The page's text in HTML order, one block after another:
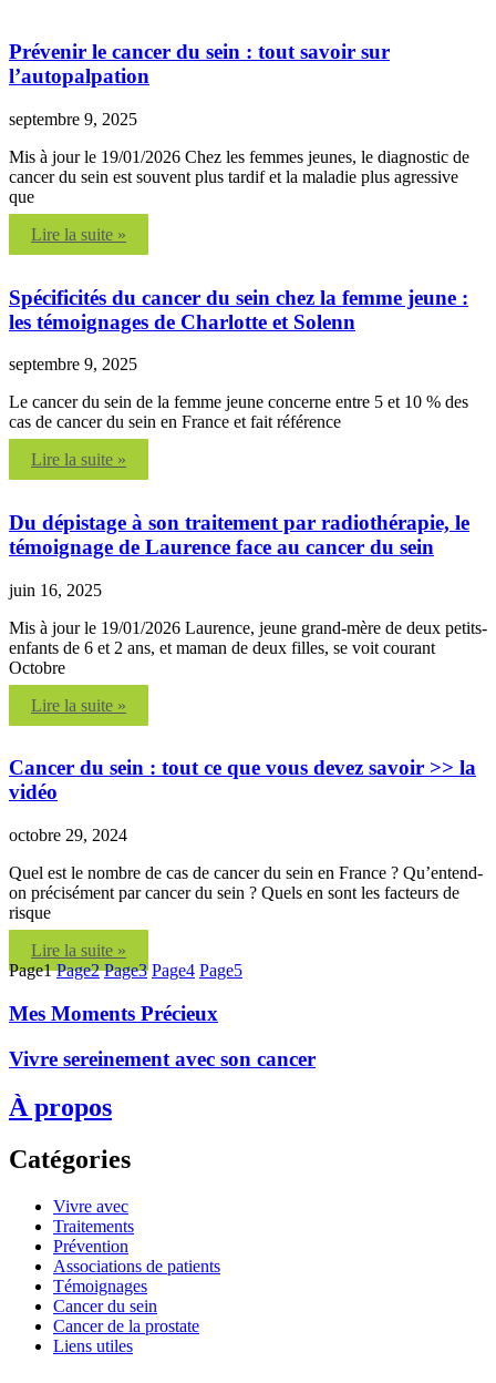
Prévenir le cancer du sein : tout savoir sur
l’autopalpation
septembre 9, 2025
Mis à jour le 19/01/2026 Chez les femmes jeunes, le diagnostic de
cancer du sein est souvent plus tardif et la maladie plus agressive
que
Lire la suite »
Spécificités du cancer du sein chez la femme jeune :
les témoignages de Charlotte et Solenn
septembre 9, 2025
Le cancer du sein de la femme jeune concerne entre 5 et 10 % des
cas de cancer du sein en France et fait référence
Lire la suite »
Du dépistage à son traitement par radiothérapie, le
témoignage de Laurence face au cancer du sein
juin 16, 2025
Mis à jour le 19/01/2026 Laurence, jeune grand-mère de deux petits-
enfants de 6 et 2 ans, et maman de deux filles, se voit courant
Octobre
Lire la suite »
Cancer du sein : tout ce que vous devez savoir >> la
vidéo
octobre 29, 2024
Quel est le nombre de cas de cancer du sein en France ? Qu’entend-
on précisément par cancer du sein ? Quels en sont les facteurs de
risque
Lire la suite »
Page1 Page2 Page3 Page4 Page5
Mes Moments Précieux
Vivre sereinement avec son cancer
À propos
Catégories
Vivre avec
Traitements
Prévention
Associations de patients
Témoignages
Cancer du sein
Cancer de la prostate
Liens utiles